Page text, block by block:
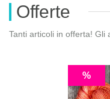
Offerte
Tanti articoli in offerta! Gli
%